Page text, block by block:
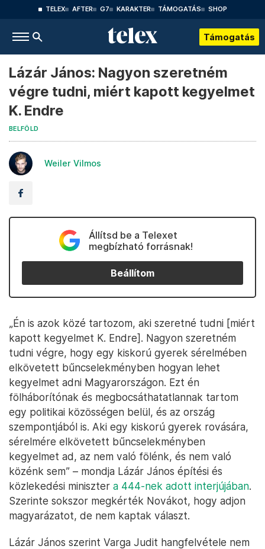
TELEX AFTER G7 KARAKTER TÁMOGATÁS SHOP
Támogatás
Lázár János: Nagyon szeretném
végre tudni, miért kapott kegyelmet
K. Endre
BELFÖLD
Weiler Vilmos
Állítsd be a Telexet
megbízható forrásnak!
Beállítom
„Én is azok közé tartozom, aki szeretné tudni [miért
kapott kegyelmet K. Endre]. Nagyon szeretném
tudni végre, hogy egy kiskorú gyerek sérelmében
elkövetett bűncselekményben hogyan lehet
kegyelmet adni Magyarországon. Ezt én
fölháborítónak és megbocsáthatatlannak tartom
egy politikai közösségen belül, és az ország
szempontjából is. Aki egy kiskorú gyerek rovására,
sérelmére elkövetett bűncselekményben
kegyelmet ad, az nem való fölénk, és nem való
közénk sem” – mondja Lázár János építési és
közlekedési miniszter a 444-nek adott interjújában.
Szerinte sokszor megkérték Novákot, hogy adjon
magyarázatot, de nem kaptak választ.
Lázár János szerint Varga Judit hangfelvétele nem